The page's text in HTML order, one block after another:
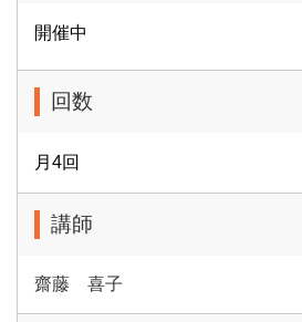
開催中
回数
月4回
講師
齋藤 喜子